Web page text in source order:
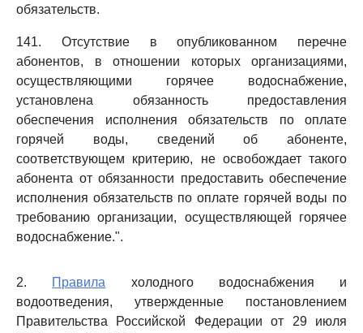
обязательств.
141. Отсутствие в опубликованном перечне
абонентов, в отношении которых организациями,
осуществляющими горячее водоснабжение,
установлена обязанность предоставления
обеспечения исполнения обязательств по оплате
горячей воды, сведений об абоненте,
соответствующем критерию, не освобождает такого
абонента от обязанности предоставить обеспечение
исполнения обязательств по оплате горячей воды по
требованию организации, осуществляющей горячее
водоснабжение.".
2. Правила холодного водоснабжения и
водоотведения, утвержденные постановлением
Правительства Российской Федерации от 29 июля